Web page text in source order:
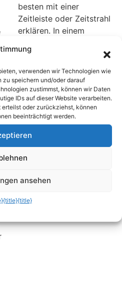
besten mit einer
Zeitleiste oder Zeitstrahl
erklären. In einem
beschrieben wir bereits
wie man bei Excel-
Tabellen einen Zeitstrahl
erzeugt. Für
Präsentationen lässt sich
natürlich auch mit
PowerPoint eine
Zeitleiste erstellen. Und
als bei Excel.
verwenden wir Technologien wie
zu speichern und/oder darauf
zustimmst, können wir Daten
IDs auf dieser Website verarbeiten.
oder zurückziehst, können
beeinträchtigt werden.
ansehen
{title}{title}